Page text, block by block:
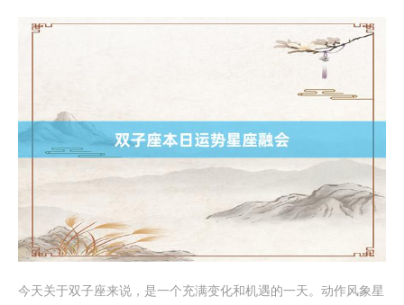
今天关于双子座来说，是一个充满变化和机遇的一天。动作风象星